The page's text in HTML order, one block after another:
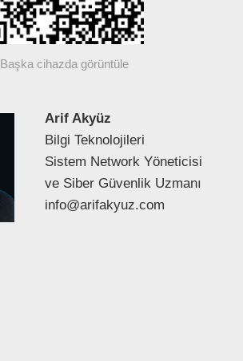
Başka cihazda görüntüle
Arif Akyüz
Bilgi Teknolojileri
Sistem Network Yöneticisi
ve Siber Güvenlik Uzmanı
info@arifakyuz.com